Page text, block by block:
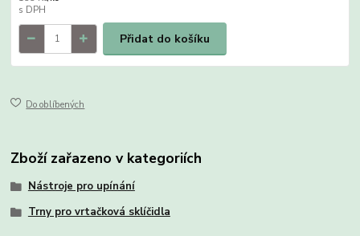
Přidat do košíku
Do oblíbených
Zboží zařazeno v kategoriích
Nástroje pro upínání
Trny pro vrtačková sklíčidla